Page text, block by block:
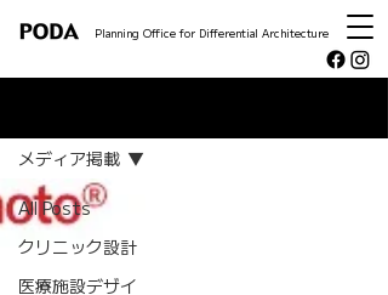
Planning Office for Differential Architecture
All Posts
クリニック設計
医療施設デザイ
メディア掲載